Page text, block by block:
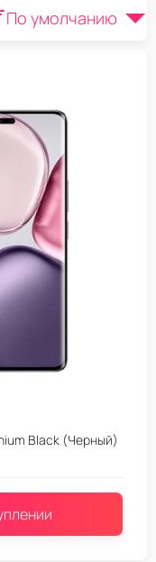
По умолчанию
Black (Черный)